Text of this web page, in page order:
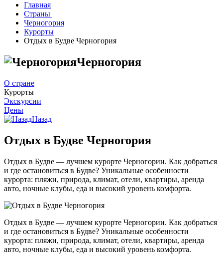
Главная
Страны
Черногория
Курорты
Отдых в Будве Черногория
Черногория
О стране
Курорты
Экскурсии
Цены
Назад
Отдых в Будве Черногория
Отдых в Будве — лучшем курорте Черногории. Как добраться
и где остановиться в Будве? Уникальные особенности
курорта: пляжи, природа, климат, отели, квартиры, аренда
авто, ночные клубы, еда и высокий уровень комфорта.
Отдых в Будве — лучшем курорте Черногории. Как добраться
и где остановиться в Будве? Уникальные особенности
курорта: пляжи, природа, климат, отели, квартиры, аренда
авто, ночные клубы, еда и высокий уровень комфорта.